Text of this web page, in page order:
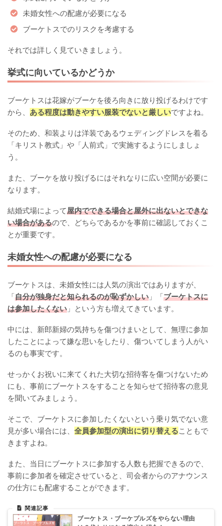
未婚女性への配慮が必要になる
ブーケトスでのリスクを考慮する
それでは詳しく見ていきましょう。
挙式に向いているかどうか
ブーケトスは花嫁がブーケを後ろ向きに放り投げるわけです
から、 ある程度は動きやすい服装でないと厳しいですよね。
そのため、和装よりは洋装であるウェディングドレスを着る
「キリスト教式」や「人前式」で実施するようにしましょ
う。
また、ブーケを放り投げるにはそれなりに広い空間が必要に
なります。
結婚式場によって屋内でできる場合と屋外に出ないとできな
い場合があるので、どちらであるかを事前に確認しておくこ
とが重要です。
未婚女性への配慮が必要になる
ブーケトスは、未婚女性には人気の演出ではありますが、
「自分が独身だと知られるのが恥ずかしい 」「ブーケトスに
は参加したくない 」という方も増えてきています。
中には、新郎新婦の気持ちを傷つけまいとして、無理に参加
したことによって嫌な思いをしたり、傷ついてしまう人がい
るのも事実です。
せっかくお祝いに来てくれた大切な招待客を傷つけないため
にも、事前にブーケトスをすることを知らせて招待客の意見
を聞いてみましょう。
そこで、ブーケトスに参加したくないという乗り気でない意
見が多い場合には、 全員参加型の演出に切り替えることもで
きますよね。
また、当日にブーケトスに参加する人数も把握できるので、
事前に参加者を確定させていると、司会者からのアナウンス
の仕方にも配慮することができます。
ブーケトス・ブーケプルズをやらない理由